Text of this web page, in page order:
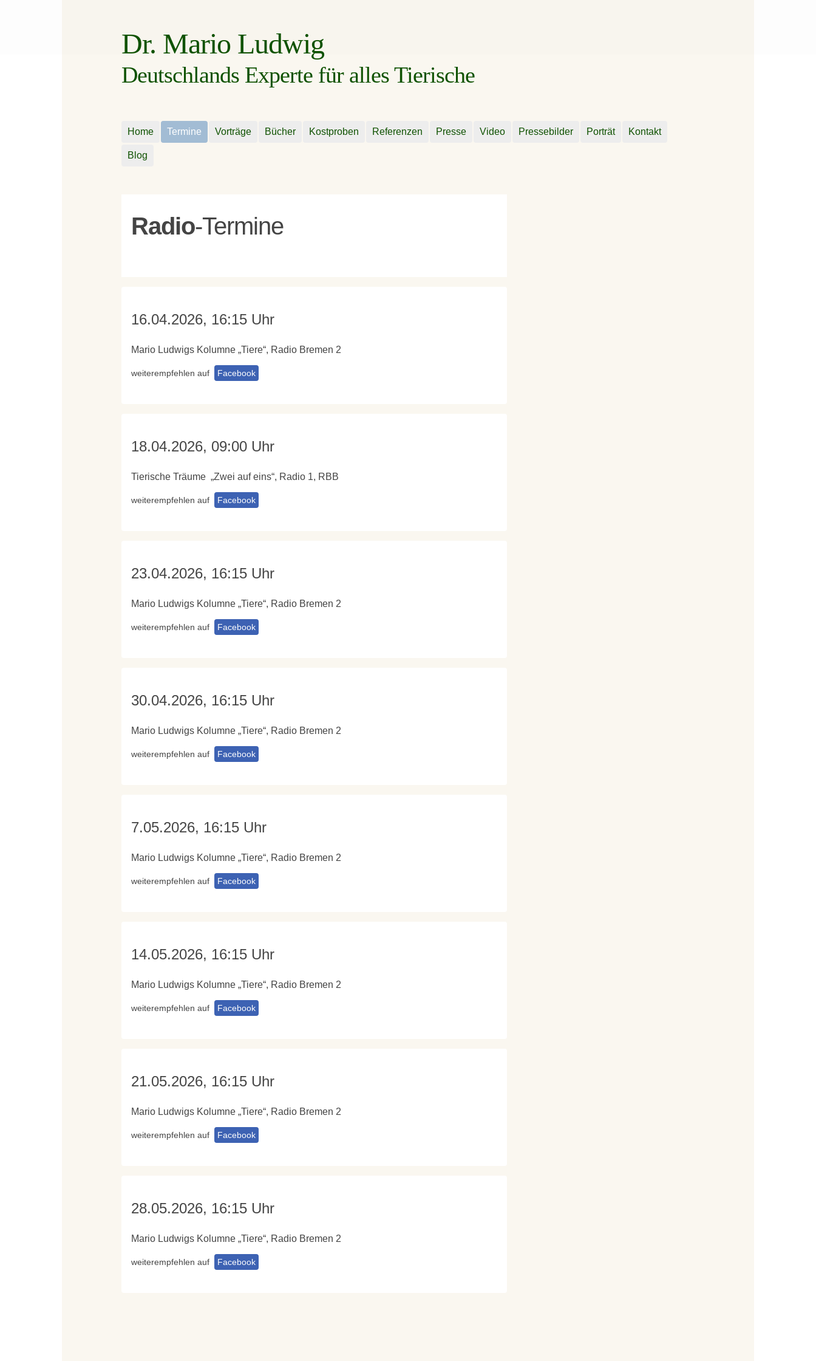
Dr. Mario Ludwig
Deutschlands Experte für alles Tierische
Home Termine Vorträge Bücher Kostproben Referenzen Presse Video Pressebilder Porträt Kontakt
Blog
Radio-Termine
16.04.2026, 16:15 Uhr
Mario Ludwigs Kolumne „Tiere“, Radio Bremen 2
weiterempfehlen auf Facebook
18.04.2026, 09:00 Uhr
Tierische Träume „Zwei auf eins“, Radio 1, RBB
weiterempfehlen auf Facebook
23.04.2026, 16:15 Uhr
Mario Ludwigs Kolumne „Tiere“, Radio Bremen 2
weiterempfehlen auf Facebook
30.04.2026, 16:15 Uhr
Mario Ludwigs Kolumne „Tiere“, Radio Bremen 2
weiterempfehlen auf Facebook
7.05.2026, 16:15 Uhr
Mario Ludwigs Kolumne „Tiere“, Radio Bremen 2
weiterempfehlen auf Facebook
14.05.2026, 16:15 Uhr
Mario Ludwigs Kolumne „Tiere“, Radio Bremen 2
weiterempfehlen auf Facebook
21.05.2026, 16:15 Uhr
Mario Ludwigs Kolumne „Tiere“, Radio Bremen 2
weiterempfehlen auf Facebook
28.05.2026, 16:15 Uhr
Mario Ludwigs Kolumne „Tiere“, Radio Bremen 2
weiterempfehlen auf Facebook